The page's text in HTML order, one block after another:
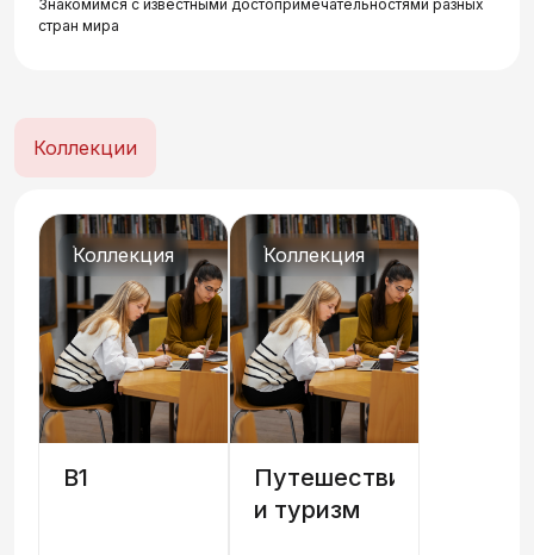
Знакомимся с известными достопримечательностями разных
стран мира
Коллекции
Коллекция
B1
Коллекция
Путешествия
и туризм